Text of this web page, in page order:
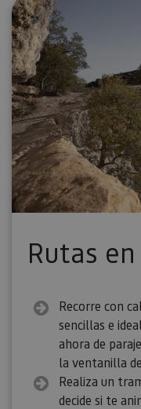
Rutas
Recorre con
sencillas e
ahora de
la ventanilla
Realiza un
decide si te